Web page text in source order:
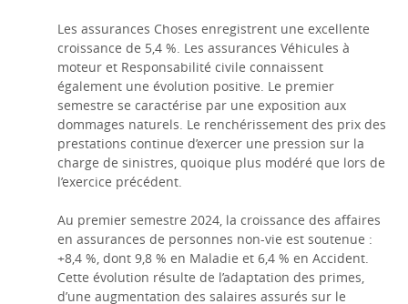
Les assurances Choses enregistrent une excellente
croissance de 5,4 %. Les assurances Véhicules à
moteur et Responsabilité civile connaissent
également une évolution positive. Le premier
semestre se caractérise par une exposition aux
dommages naturels. Le renchérissement des prix des
prestations continue d’exercer une pression sur la
charge de sinistres, quoique plus modéré que lors de
l’exercice précédent.
Au premier semestre 2024, la croissance des affaires
en assurances de personnes non-vie est soutenue :
+8,4 %, dont 9,8 % en Maladie et 6,4 % en Accident.
Cette évolution résulte de l’adaptation des primes,
d’une augmentation des salaires assurés sur le